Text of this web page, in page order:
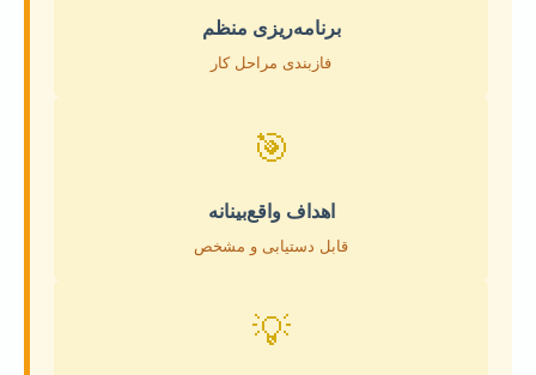
برنامه‌ریزی منظم
فازبندی مراحل کار
🎯
اهداف واقع‌بینانه
قابل دستیابی و مشخص
💡